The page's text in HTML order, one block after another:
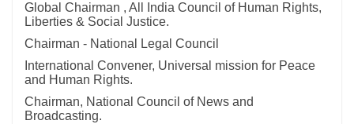
Global Chairman , All India Council of Human Rights,
Liberties & Social Justice.
Chairman - National Legal Council
International Convener, Universal mission for Peace
and Human Rights.
Chairman, National Council of News and
Broadcasting.